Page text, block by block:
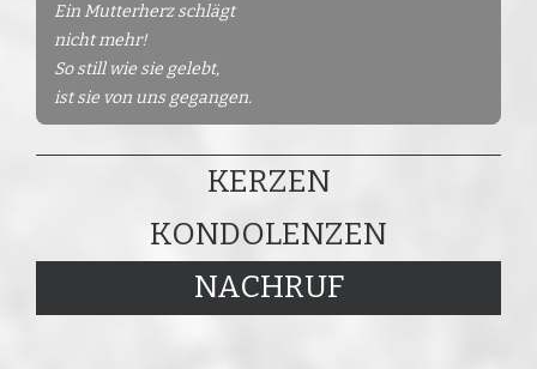
Ein Mutterherz schlägt
nicht mehr!
So still wie sie gelebt,
ist sie von uns gegangen.
KERZEN
KONDOLENZEN
NACHRUF